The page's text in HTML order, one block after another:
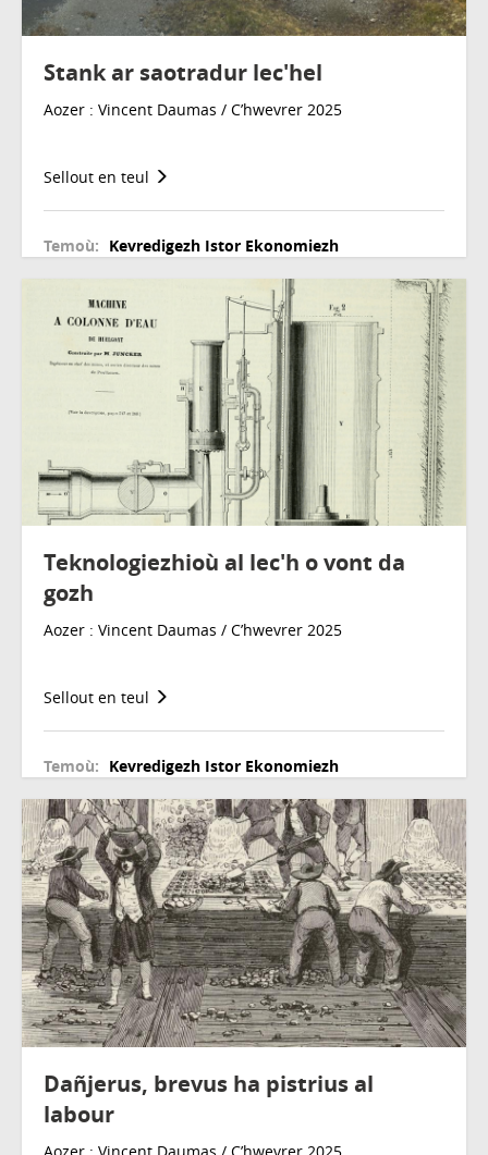
Stank ar saotradur lec'hel
Aozer : Vincent Daumas / C’hwevrer 2025
Sellout en teul
Temoù: Kevredigezh Istor Ekonomiezh
Teknologiezhioù al lec'h o vont da
gozh
Aozer : Vincent Daumas / C’hwevrer 2025
Sellout en teul
Temoù: Kevredigezh Istor Ekonomiezh
Dañjerus, brevus ha pistrius al
labour